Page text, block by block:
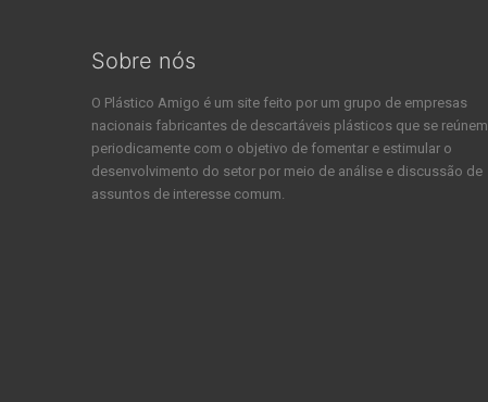
Sobre nós
O Plástico Amigo é um site feito por um grupo de empresas
nacionais fabricantes de descartáveis plásticos que se reúnem
periodicamente com o objetivo de fomentar e estimular o
desenvolvimento do setor por meio de análise e discussão de
assuntos de interesse comum.